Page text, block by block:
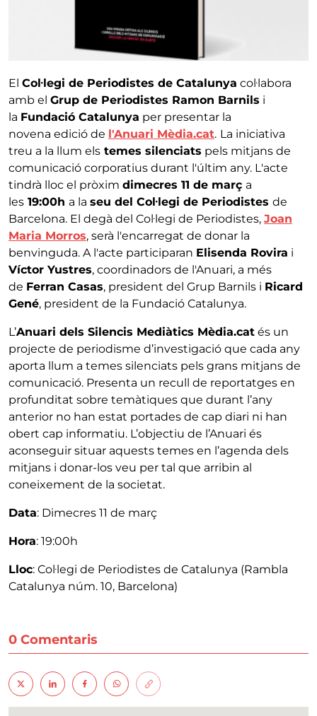
El Col·legi de Periodistes de Catalunya col·labora
amb el Grup de Periodistes Ramon Barnils i
la Fundació Catalunya per presentar la
novena edició de l'Anuari Mèdia.cat. La iniciativa
treu a la llum els temes silenciats pels mitjans de
comunicació corporatius durant l'últim any. L'acte
tindrà lloc el pròxim dimecres 11 de març a
les 19:00h a la seu del Col·legi de Periodistes de
Barcelona. El degà del Col·legi de Periodistes, Joan
Maria Morros, serà l'encarregat de donar la
benvinguda. A l'acte participaran Elisenda Rovira i
Víctor Yustres, coordinadors de l'Anuari, a més
de Ferran Casas, president del Grup Barnils i Ricard
Gené, president de la Fundació Catalunya.
L’Anuari dels Silencis Mediàtics Mèdia.cat és un
projecte de periodisme d’investigació que cada any
aporta llum a temes silenciats pels grans mitjans de
comunicació. Presenta un recull de reportatges en
profunditat sobre temàtiques que durant l’any
anterior no han estat portades de cap diari ni han
obert cap informatiu. L’objectiu de l’Anuari és
aconseguir situar aquests temes en l’agenda dels
mitjans i donar-los veu per tal que arribin al
coneixement de la societat.
Data: Dimecres 11 de març
Hora: 19:00h
Lloc: Col·legi de Periodistes de Catalunya (Rambla
Catalunya núm. 10, Barcelona)
0 Comentaris